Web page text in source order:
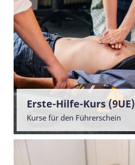
Erste-Hilfe-Kurs (9UE)
Kurse für den Führerschein